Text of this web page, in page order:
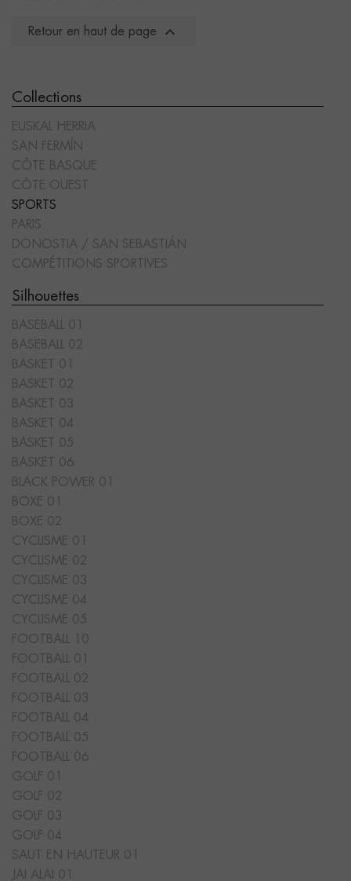
Collections
EUSKAL HERRIA
SAN FERMÍN
CÔTE BASQUE
CÔTE OUEST
SPORTS
PARIS
DONOSTIA / SAN SEBASTIÁN
COMPÉTITIONS SPORTIVES
Silhouettes
BASEBALL 01
BASEBALL 02
BASKET 01
BASKET 02
BASKET 03
BASKET 04
BASKET 05
BASKET 06
BLACK POWER 01
BOXE 01
BOXE 02
CYCLISME 01
CYCLISME 02
CYCLISME 03
CYCLISME 04
CYCLISME 05
FOOTBALL 10
FOOTBALL 01
FOOTBALL 02
FOOTBALL 03
FOOTBALL 04
FOOTBALL 05
FOOTBALL 06
GOLF 01
GOLF 02
GOLF 03
GOLF 04
SAUT EN HAUTEUR 01
JAI ALAI 01
Retour en haut de page 